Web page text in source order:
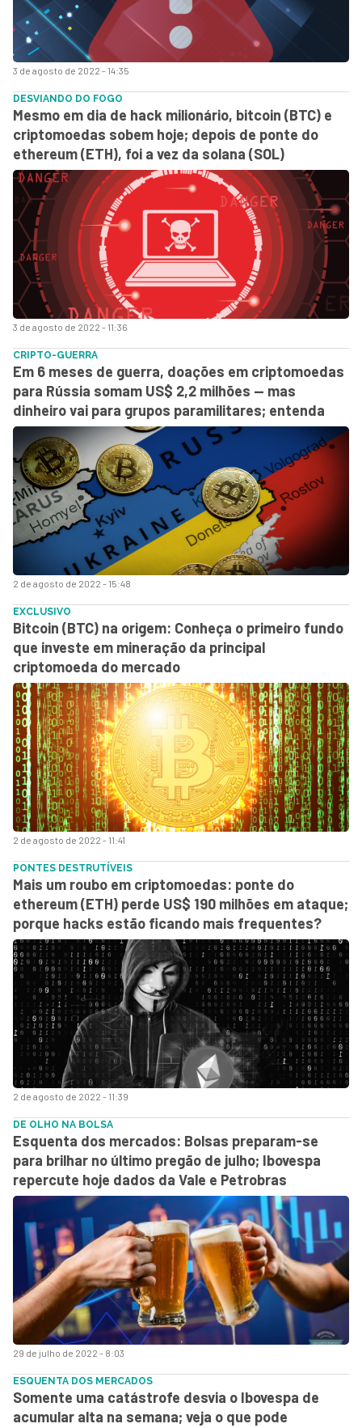
3 de agosto de 2022 - 14:35
3 de agosto de 2022 - 11:36
DESVIANDO DO FOGO
Mesmo em dia de hack milionário, bitcoin (BTC) e
criptomoedas sobem hoje; depois de ponte do
ethereum (ETH), foi a vez da solana (SOL)
2 de agosto de 2022 - 15:48
CRIPTO-GUERRA
Em 6 meses de guerra, doações em criptomoedas
para Rússia somam US$ 2,2 milhões — mas
dinheiro vai para grupos paramilitares; entenda
2 de agosto de 2022 - 11:41
EXCLUSIVO
Bitcoin (BTC) na origem: Conheça o primeiro fundo
que investe em mineração da principal
criptomoeda do mercado
2 de agosto de 2022 - 11:39
PONTES DESTRUTÍVEIS
Mais um roubo em criptomoedas: ponte do
ethereum (ETH) perde US$ 190 milhões em ataque;
porque hacks estão ficando mais frequentes?
29 de julho de 2022 - 8:03
DE OLHO NA BOLSA
Esquenta dos mercados: Bolsas preparam-se
para brilhar no último pregão de julho; Ibovespa
repercute hoje dados da Vale e Petrobras
ESQUENTA DOS MERCADOS
Somente uma catástrofe desvia o Ibovespa de
acumular alta na semana; veja o que pode